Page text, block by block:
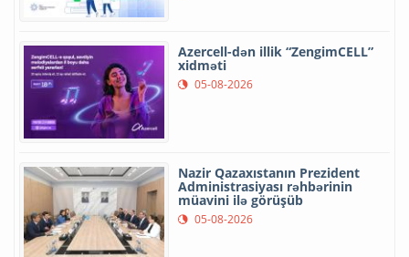
Azercell-dən illik “ZengimCELL”
xidməti
05-08-2026
Nazir Qazaxıstanın Prezident
Administrasiyası rəhbərinin
müavini ilə görüşüb
05-08-2026